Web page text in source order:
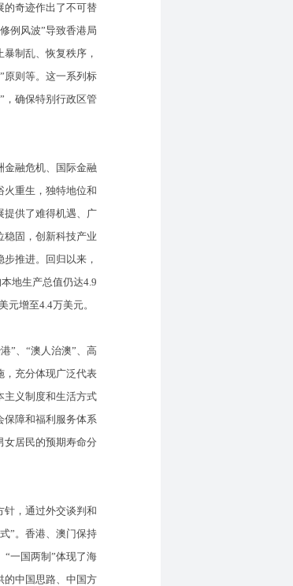
的奇迹作出了不可替
例风波”导致香港局
制乱、恢复秩序，
原则等。这一系列标
，确保特别行政区管
融危机、国际金融
火重生，独特地位和
提供了难得机遇、广
稳固，创新科技产业
推进。回归以来，
地生产总值仍达4.9
增至4.4万美元。
”、“澳人治澳”、高
，充分体现广泛代表
主义制度和生活方式
保障和福利服务体系
居民的预期寿命分
，通过外交谈判和
”。香港、澳门保持
一国两制”体现了海
的中国思路、中国方